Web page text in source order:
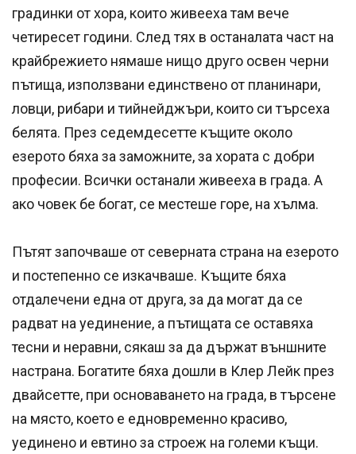
градинки от хора, които живееха там вече
четиресет години. След тях в останалата част на
крайбрежието нямаше нищо друго освен черни
пътища, използвани единствено от планинари,
ловци, рибари и тийнейджъри, които си търсеха
белята. През седемдесетте къщите около
езерото бяха за заможните, за хората с добри
професии. Всички останали живееха в града. А
ако човек бе богат, се местеше горе, на хълма.
Пътят започваше от северната страна на езерото
и постепенно се изкачваше. Къщите бяха
отдалечени една от друга, за да могат да се
радват на уединение, а пътищата се оставяха
тесни и неравни, сякаш за да държат външните
настрана. Богатите бяха дошли в Клер Лейк през
двайсетте, при основаването на града, в търсене
на място, което е едновременно красиво,
уединено и евтино за строеж на големи къщи.